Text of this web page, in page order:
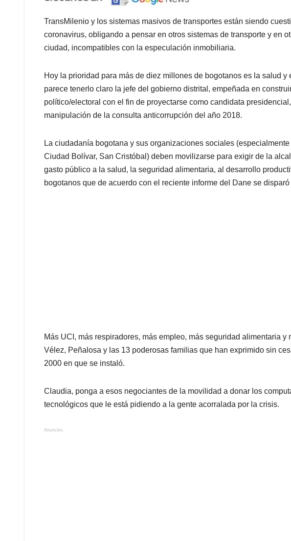
TransMilenio y los sistemas masivos de transportes están siendo
coronavirus, obligando a pensar en otros sistemas de transporte y en
ciudad, incompatibles con la especulación inmobiliaria.
Hoy la prioridad para más de diez millones de bogotanos es la salud y
parece tenerlo claro la jefe del gobierno distrital, empeñada en
político/electoral con el fin de proyectarse como candidata
manipulación de la consulta anticorrupción del año 2018.
La ciudadanía bogotana y sus organizaciones sociales
Ciudad Bolívar, San Cristóbal) deben movilizarse para exigir de la
gasto público a la salud, la seguridad alimentaria, al desarrollo
bogotanos que de acuerdo con el reciente informe del Dane se
Más UCI, más respiradores, más empleo, más seguridad alimentaria
Vélez, Peñalosa y las 13 poderosas familias que han exprimido sin
2000 en que se instaló.
Claudia, ponga a esos negociantes de la movilidad a donar los
tecnológicos que le está pidiendo a la gente acorralada por la crisis.
Anuncios.